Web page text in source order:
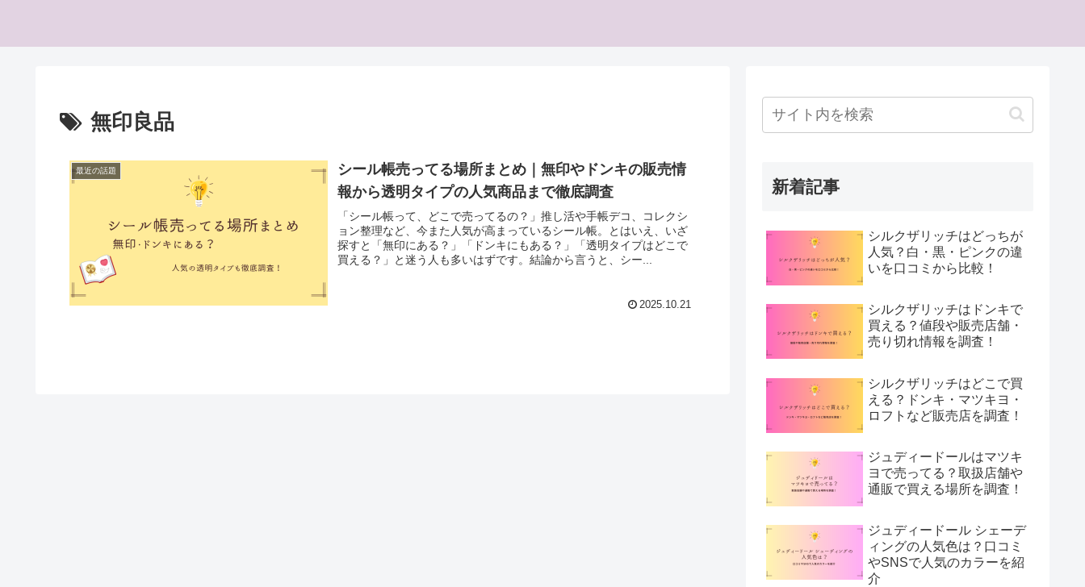
無印良品
最近の話題
シール帳売ってる場所まとめ｜無印やドンキの販売情
報から透明タイプの人気商品まで徹底調査
「シール帳って、どこで売ってるの？」推し活や手帳デコ、コレクシ
ョン整理など、今また人気が高まっているシール帳。とはいえ、いざ
探すと「無印にある？」「ドンキにもある？」「透明タイプはどこで
買える？」と迷う人も多いはずです。結論から言うと、シー...
2025.10.21
新着記事
シルクザリッチはどっちが
人気？白・黒・ピンクの違
いを口コミから比較！
シルクザリッチはドンキで
買える？値段や販売店舗・
売り切れ情報を調査！
シルクザリッチはどこで買
える？ドンキ・マツキヨ・
ロフトなど販売店を調査！
ジュディードールはマツキ
ヨで売ってる？取扱店舗や
通販で買える場所を調査！
ジュディードール シェーデ
ィングの人気色は？口コミ
やSNSで人気のカラーを紹
介